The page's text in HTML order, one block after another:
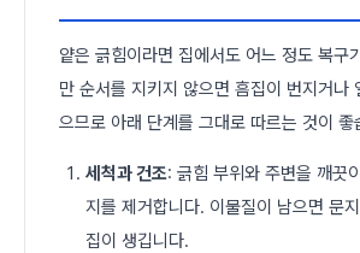
얕은 긁힘이라면 집에서도 어느 정도 복구
만 순서를 지키지 않으면 흠집이 번지거나
으므로 아래 단계를 그대로 따르는 것이 좋
세척과 건조: 긁힘 부위와 주변을 깨끗
지를 제거합니다. 이물질이 남으면 문
집이 생깁니다.